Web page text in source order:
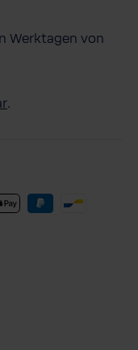
Werktagen von
.